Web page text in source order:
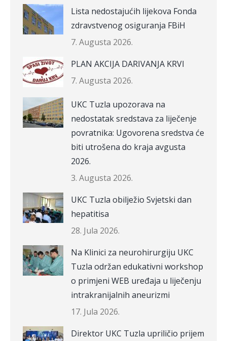
Lista nedostajućih lijekova Fonda
zdravstvenog osiguranja FBiH
7. Augusta 2026.
PLAN AKCIJA DARIVANJA KRVI
7. Augusta 2026.
UKC Tuzla upozorava na
nedostatak sredstava za liječenje
povratnika: Ugovorena sredstva će
biti utrošena do kraja avgusta
2026.
3. Augusta 2026.
UKC Tuzla obilježio Svjetski dan
hepatitisa
28. Jula 2026.
Na Klinici za neurohirurgiju UKC
Tuzla održan edukativni workshop
o primjeni WEB uređaja u liječenju
intrakranijalnih aneurizmi
17. Jula 2026.
Direktor UKC Tuzla upriličio prijem